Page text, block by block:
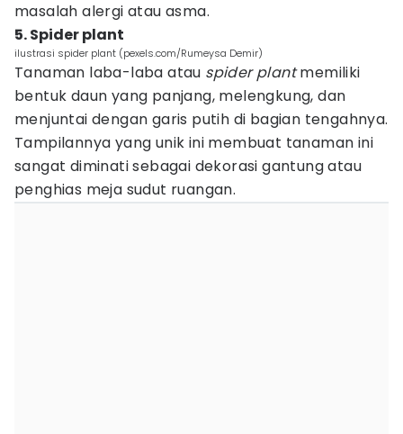
masalah alergi atau asma.
5. Spider plant
ilustrasi spider plant (pexels.com/Rumeysa Demir)
Tanaman laba-laba atau spider plantmemiliki
bentuk daun yang panjang, melengkung, dan
menjuntai dengan garis putih di bagian tengahnya.
Tampilannya yang unik ini membuat tanaman ini
sangat diminati sebagai dekorasi gantung atau
penghias meja sudut ruangan.